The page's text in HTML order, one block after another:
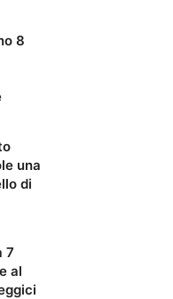
8
una
di
7
al